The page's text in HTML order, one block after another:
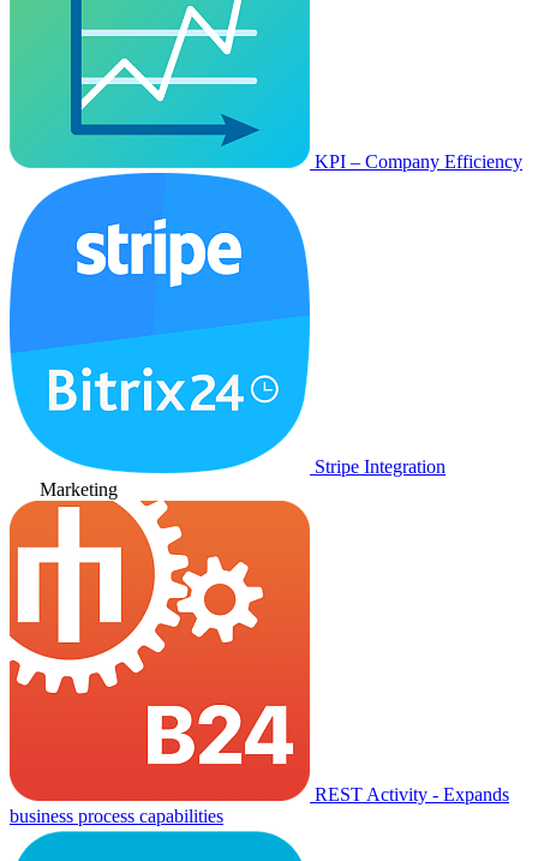
KPI – Company Efficiency
Stripe Integration
Marketing
REST Activity - Expands
business process capabilities